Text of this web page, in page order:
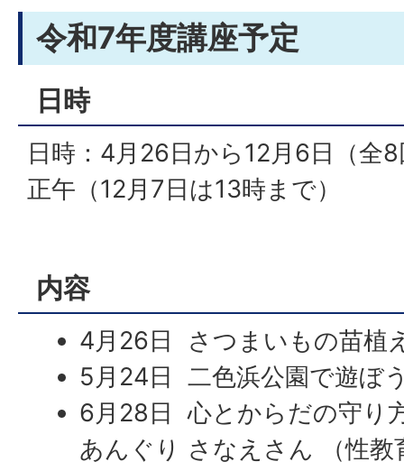
令和7年度講座予定
日時
日時：4月26日から12月6日（全
正午（12月7日は13時まで）
内容
4月26日 さつまいもの苗植
5月24日 二色浜公園で遊ぼ
6月28日 心とからだの守り
あんぐり さなえさん （性教